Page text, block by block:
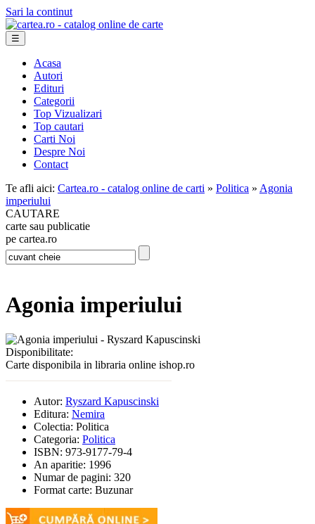
Sari la continut
☰
Acasa
Autori
Edituri
Categorii
Top Vizualizari
Top cautari
Carti Noi
Despre Noi
Contact
Te afli aici: Cartea.ro - catalog online de carti » Politica » Agonia
imperiului
CAUTARE
carte sau publicatie
pe cartea.ro
Agonia imperiului
Disponibilitate:
Carte disponibila in libraria online ishop.ro
Autor: Ryszard Kapuscinski
Editura: Nemira
Colectia: Politica
Categoria: Politica
ISBN: 973-9177-79-4
An aparitie: 1996
Numar de pagini: 320
Format carte: Buzunar